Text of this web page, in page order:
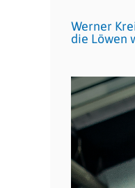
Werner
die Löwen